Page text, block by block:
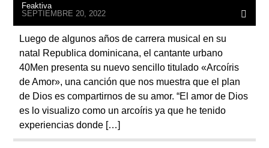
Feaktiva
SEPTIEMBRE 20, 2022
Luego de algunos años de carrera musical en su
natal Republica dominicana, el cantante urbano
40Men presenta su nuevo sencillo titulado «Arcoíris
de Amor», una canción que nos muestra que el plan
de Dios es compartirnos de su amor. “El amor de Dios
es lo visualizo como un arcoíris ya que he tenido
experiencias donde […]